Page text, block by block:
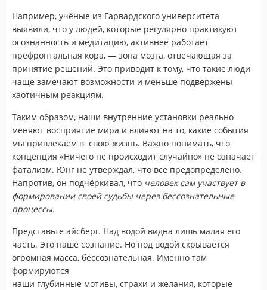
Например, учёные из Гарвардского университета
выявили, что у людей, которые регулярно практикуют
осознанность и медитацию, активнее работает
префронтальная кора, — зона мозга, отвечающая за
принятие решений. Это приводит к тому, что такие люди
чаще замечают возможности и меньше подвержены
хаотичным реакциям.
Таким образом, наши внутренние установки реально
меняют восприятие мира и влияют на то, какие события
мы привлекаем в свою жизнь. Важно понимать, что
концепция «Ничего не происходит случайно» не означает
фатализм. Юнг не утверждал, что всё предопределено.
Напротив, он подчёркивал, что человек сам участвует в
формировании своей судьбы через бессознательные
процессы.
Представьте айсберг. Над водой видна лишь малая его
часть. Это наше сознание. Но под водой скрывается
огромная масса, бессознательная. Именно там
формируются
наши глубинные мотивы, страхи и желания, которые